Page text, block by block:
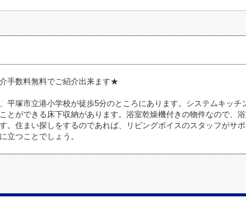
手数料無料でご紹介出来ます★
平塚市立港小学校が徒歩5分のところにあります。システムキッ
とができる床下収納があります。浴室乾燥機付きの物件なので、
。住まい探しをするのであれば、リビングボイスのスタッフがサ
立つことでしょう。